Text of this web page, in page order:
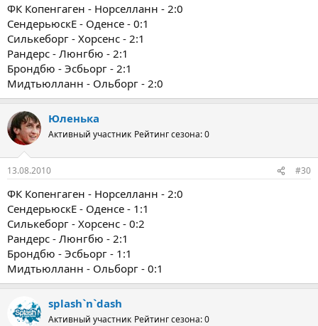
ФК Копенгаген - Норселланн - 2:0
СендерьюскЕ - Оденсе - 0:1
Силькеборг - Хорсенс - 2:1
Рандерс - Люнгбю - 2:1
Брондбю - Эсбьорг - 2:1
Мидтьюлланн - Ольборг - 2:0
Юленька
Активный участник Рейтинг сезона: 0
13.08.2010 #30
ФК Копенгаген - Норселланн - 2:0
СендерьюскЕ - Оденсе - 1:1
Силькеборг - Хорсенс - 0:2
Рандерс - Люнгбю - 2:1
Брондбю - Эсбьорг - 1:1
Мидтьюлланн - Ольборг - 0:1
splash`n`dash
Активный участник Рейтинг сезона: 0